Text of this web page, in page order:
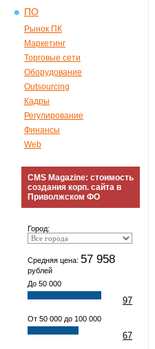
ПО
Рынок ПК
Маркетинг
Торговые сети
Оборудование
Outsourcing
Кадры
Регулирование
Финансы
Web
CMS Magazine: стоимость
создания корп. сайта в
Приволжском ФО
Город:
Средняя цена: 57 958
рублей
До 50 000
97
От 50 000 до 100 000
67